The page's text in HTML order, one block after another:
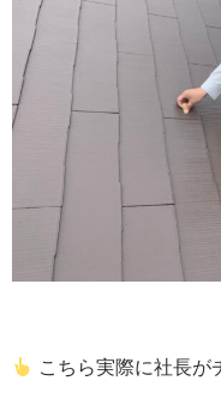
こちら実際に社長が